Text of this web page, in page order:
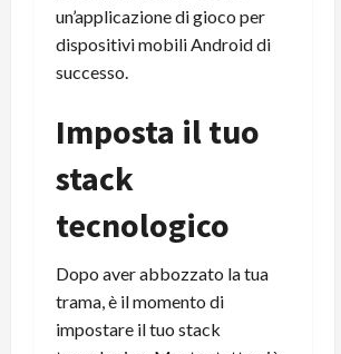
un’applicazione di gioco per
dispositivi mobili Android di
successo.
Imposta il tuo
stack
tecnologico
Dopo aver abbozzato la tua
trama, è il momento di
impostare il tuo stack